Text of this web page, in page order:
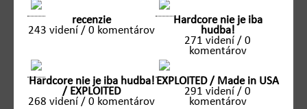
recenzie
243 videní / 0 komentárov
Hardcore nie je iba
hudba!
271 videní / 0
komentárov
Hardcore nie je iba hudba!
/ EXPLOITED
268 videní / 0 komentárov
EXPLOITED / Made in USA
291 videní / 0
komentárov